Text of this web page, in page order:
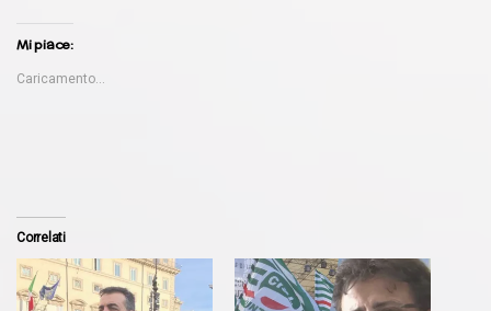
Mi piace:
Caricamento...
Correlati